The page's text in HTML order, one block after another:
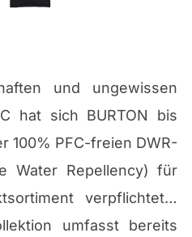
und ungewissen
hat sich BURTON bis
100% PFC-freien DWR-
Water Repellency) für
verpflichtet…
umfasst bereits